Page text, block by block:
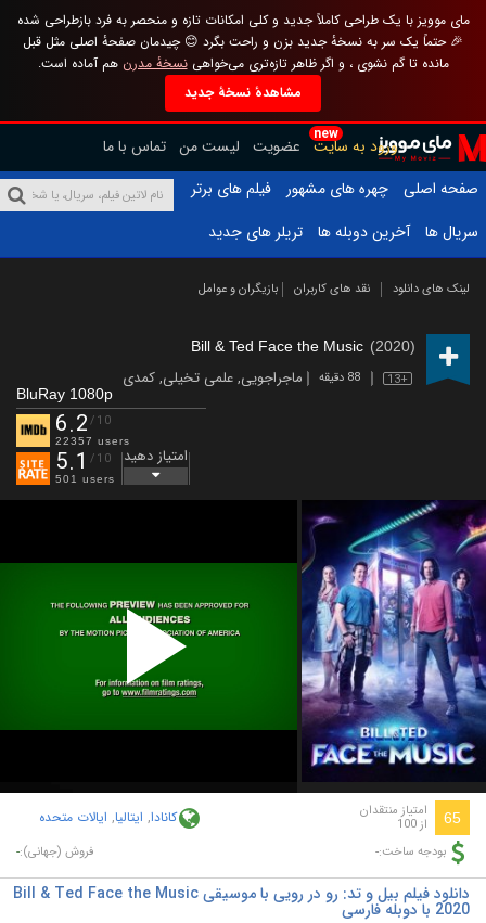
مای موویز با یک طراحی کاملاً جدید و کلی امکانات تازه و منحصر به فرد بازطراحی شده
🎉 حتماً یک سر به نسخهٔ جدید بزن و راحت بگرد 😊 چیدمان صفحهٔ اصلی مثل قبل
مانده تا گم نشوی ، و اگر ظاهر تازه‌تری می‌خواهینسخهٔ مدرن هم آماده است.
مشاهدهٔ نسخهٔ جدید
new
ورود به سایت عضویت لیست من تماس با ما
صفحه اصلی
چهره های مشهور
فیلم های برتر
سریال ها
آخرین دوبله ها تریلر های جدید
لینک های دانلود نقد های کاربران بازیگران و عوامل
Bill & Ted Face the Music (2020)
13+ 88 دقیقه ماجراجویی,علمی تخیلی,کمدی
BluRay 1080p
6.2 /10
22357 users
5.1 /10
501 users
امتیاز دهید
Play
Video
65 امتیاز منتقدان
از 100 کانادا, ایتالیا, ایالات متحده
بودجه ساخت:- فروش (جهانی):-
دانلود فیلم بیل و تد: رو در رویی با موسیقی Bill & Ted Face the Music
2020 با دوبله فارسی